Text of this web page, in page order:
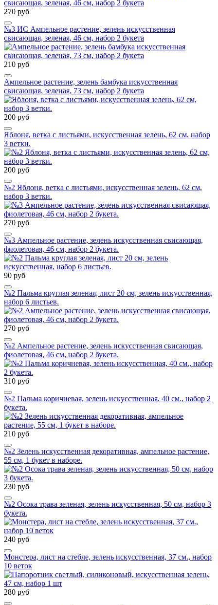
270 руб
№3 ИС Ампельное растение, зелень искусственная
свисающая, зеленая, 46 см, набор 2 букета
210 руб
Ампельное растение, зелень бамбука искусственная
свисающая, зеленая, 73 см, набор 2 букета
200 руб
Яблоня, ветка с листьями, искусственная зелень, 62 см, набор
3 ветки.
200 руб
№2 Яблоня, ветка с листьями, искусственная зелень, 62 см,
набор 3 ветки.
270 руб
№3 Ампельное растение, зелень искусственная свисающая,
фиолетовая, 46 см, набор 2 букета.
90 руб
№2 Пальма круглая зеленая, лист 20 см, зелень искусственная,
набор 6 листьев.
270 руб
№2 Ампельное растение, зелень искусственная свисающая,
фиолетовая, 46 см, набор 2 букета.
310 руб
№2 Пальма коричневая, зелень искусственная, 40 см., набор 2
букета.
210 руб
№2 Зелень искусственная декоративная, ампельное растение,
55 см, 1 букет в наборе.
230 руб
№2 Осока трава зеленая, зелень искусственная, 50 см, набор 3
букета.
240 руб
Монстера, лист на стебле, зелень искусственная, 37 см., набор
10 веток
280 руб